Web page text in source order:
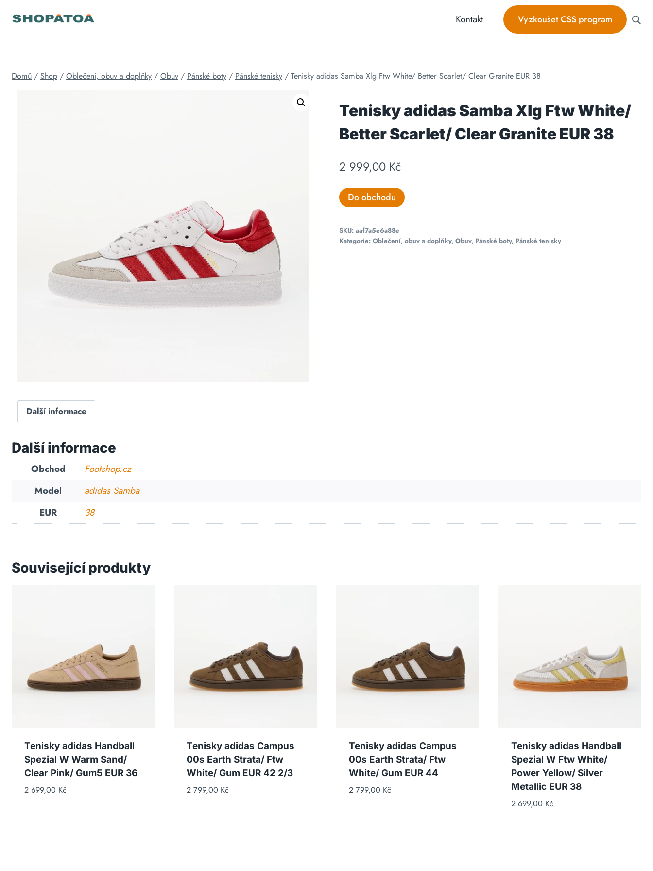
Kontakt Vyzkoušet CSS program
Domů / Shop / Oblečení, obuv a doplňky / Obuv / Pánské boty / Pánské tenisky / Tenisky adidas Samba Xlg Ftw White/ Better Scarlet/ Clear Granite EUR 38
Tenisky adidas Samba Xlg Ftw White/
Better Scarlet/ Clear Granite EUR 38
2 999,00 Kč
Do obchodu
SKU: aaf7a5e6a88e
Kategorie: Oblečení, obuv a doplňky, Obuv, Pánské boty, Pánské tenisky
Další informace
Další informace
Obchod
Footshop.cz
Model
adidas Samba
EUR
38
Související produkty
Tenisky adidas Handball
Spezial W Warm Sand/
Clear Pink/ Gum5 EUR 36
2 699,00 Kč
Tenisky adidas Campus
00s Earth Strata/ Ftw
White/ Gum EUR 42 2/3
2 799,00 Kč
Tenisky adidas Campus
00s Earth Strata/ Ftw
White/ Gum EUR 44
2 799,00 Kč
Tenisky adidas Handball
Spezial W Ftw White/
Power Yellow/ Silver
Metallic EUR 38
2 699,00 Kč